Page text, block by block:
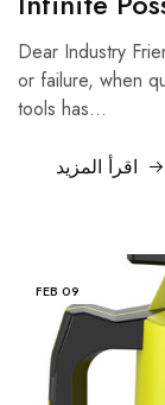
Dear Industry
or failure, when
tools has…
اقرأ المزيد
FEB 09